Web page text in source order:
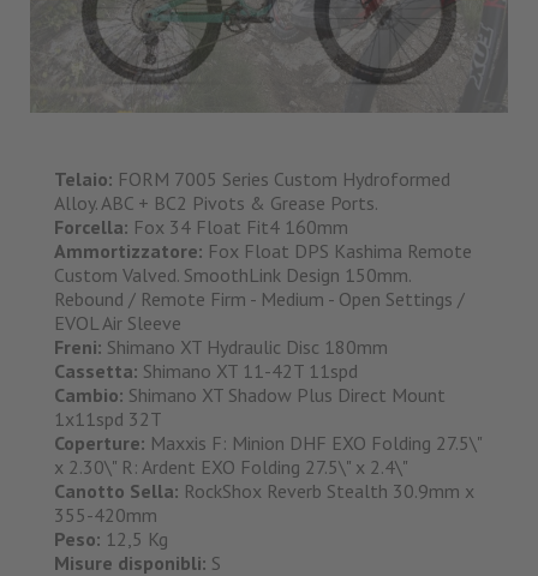
Telaio: FORM 7005 Series Custom Hydroformed
Alloy. ABC + BC2 Pivots & Grease Ports.
Forcella: Fox 34 Float Fit4 160mm
Ammortizzatore: Fox Float DPS Kashima Remote
Custom Valved. SmoothLink Design 150mm.
Rebound / Remote Firm - Medium - Open Settings /
EVOL Air Sleeve
Freni: Shimano XT Hydraulic Disc 180mm
Cassetta: Shimano XT 11-42T 11spd
Cambio: Shimano XT Shadow Plus Direct Mount
1x11spd 32T
Coperture: Maxxis F: Minion DHF EXO Folding 27.5\"
x 2.30\" R: Ardent EXO Folding 27.5\" x 2.4\"
Canotto Sella: RockShox Reverb Stealth 30.9mm x
355-420mm
Peso: 12,5 Kg
Misure disponibli: S